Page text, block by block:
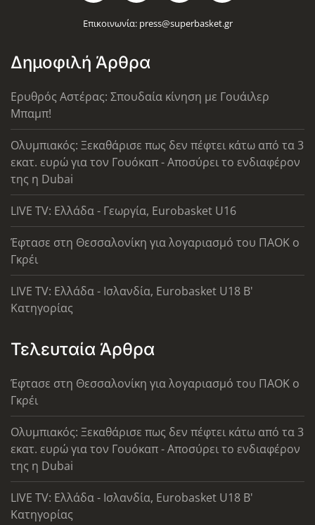
Επικοινωνία: press@superbasket.gr
Δημοφιλή Άρθρα
Ερυθρός Αστέρας: Σπουδαία κίνηση με Γουάιλερ
Μπαμπ!
Ολυμπιακός: Ξεκαθάρισε πως δεν πέφτει κάτω από τα 3
εκατ. ευρώ για τον Γουόκαπ - Αποσύρει το ενδιαφέρον
της η Dubai
LIVE TV: Ελλάδα - Γεωργία, Eurobasket U16
Έφτασε στη Θεσσαλονίκη για λογαριασμό του ΠΑΟΚ ο
Γκρέι
LIVE TV: Ελλάδα - Ισλανδία, Eurobasket U18 Β'
Κατηγορίας
Τελευταία Άρθρα
Έφτασε στη Θεσσαλονίκη για λογαριασμό του ΠΑΟΚ ο
Γκρέι
Ολυμπιακός: Ξεκαθάρισε πως δεν πέφτει κάτω από τα 3
εκατ. ευρώ για τον Γουόκαπ - Αποσύρει το ενδιαφέρον
της η Dubai
LIVE TV: Ελλάδα - Ισλανδία, Eurobasket U18 Β'
Κατηγορίας